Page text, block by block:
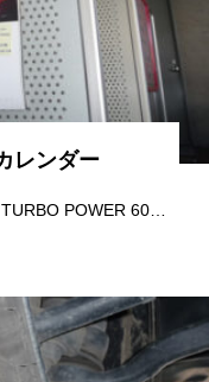
レンダー
POWER 60…